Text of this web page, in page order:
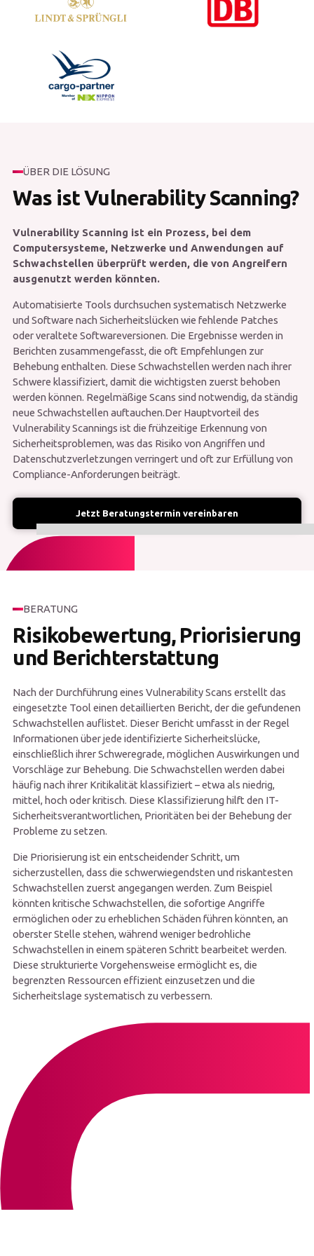
ÜBER DIE LÖSUNG
Was ist Vulnerability Scanning?
Vulnerability Scanning ist ein Prozess, bei dem
Computersysteme, Netzwerke und Anwendungen auf
Schwachstellen überprüft werden, die von Angreifern
ausgenutzt werden könnten.
Automatisierte Tools durchsuchen systematisch Netzwerke
und Software nach Sicherheitslücken wie fehlende Patches
oder veraltete Softwareversionen. Die Ergebnisse werden in
Berichten zusammengefasst, die oft Empfehlungen zur
Behebung enthalten. Diese Schwachstellen werden nach ihrer
Schwere klassifiziert, damit die wichtigsten zuerst behoben
werden können. Regelmäßige Scans sind notwendig, da ständig
neue Schwachstellen auftauchen.Der Hauptvorteil des
Vulnerability Scannings ist die frühzeitige Erkennung von
Sicherheitsproblemen, was das Risiko von Angriffen und
Datenschutzverletzungen verringert und oft zur Erfüllung von
Compliance-Anforderungen beiträgt.
Jetzt Beratungstermin vereinbaren
BERATUNG
Risikobewertung, Priorisierung
und Berichterstattung
Nach der Durchführung eines Vulnerability Scans erstellt das
eingesetzte Tool einen detaillierten Bericht, der die gefundenen
Schwachstellen auflistet. Dieser Bericht umfasst in der Regel
Informationen über jede identifizierte Sicherheitslücke,
einschließlich ihrer Schweregrade, möglichen Auswirkungen und
Vorschläge zur Behebung. Die Schwachstellen werden dabei
häufig nach ihrer Kritikalität klassifiziert – etwa als niedrig,
mittel, hoch oder kritisch. Diese Klassifizierung hilft den IT-
Sicherheitsverantwortlichen, Prioritäten bei der Behebung der
Probleme zu setzen.
Die Priorisierung ist ein entscheidender Schritt, um
sicherzustellen, dass die schwerwiegendsten und riskantesten
Schwachstellen zuerst angegangen werden. Zum Beispiel
könnten kritische Schwachstellen, die sofortige Angriffe
ermöglichen oder zu erheblichen Schäden führen könnten, an
oberster Stelle stehen, während weniger bedrohliche
Schwachstellen in einem späteren Schritt bearbeitet werden.
Diese strukturierte Vorgehensweise ermöglicht es, die
begrenzten Ressourcen effizient einzusetzen und die
Sicherheitslage systematisch zu verbessern.